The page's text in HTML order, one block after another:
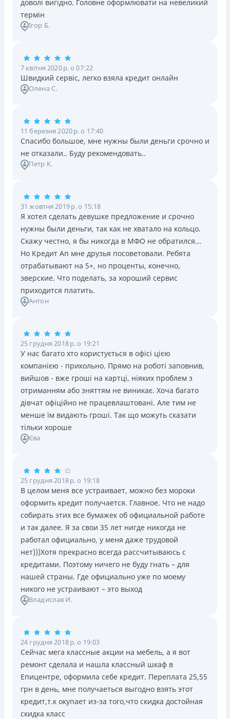
доволі вигідно. Головне оформлювати на невеликий
термін
Ігор Б.
7 квітня 2020 р. о 07:22
Швидкий сервіс, легко взяла кредит онлайн
Олена С.
11 березня 2020 р. о 17:40
Спасибо большое, мне нужны были деньги срочно и
не отказали.. Буду рекомендовать..
Петр К.
31 жовтня 2019 р. о 15:18
Я хотел сделать девушке предложение и срочно
нужны были деньги, так как не хватало на кольцо.
Скажу честно, я бы никогда в МФО не обратился...
Но Кредит Ап мне друзья посоветовали. Ребята
отрабатывают на 5+, но проценты, конечно,
зверские. Что поделать, за хороший сервис
приходится платить.
Антон
25 грудня 2018 р. о 19:21
У нас багато хто користується в офісі цією
компанією - прикольно. Прямо на роботі заповнив,
вийшов - вже гроші на картці, ніяких проблем з
отриманням або зняттям не виникає. Хоча багато
дівчат офіційно не працевлаштовані. Але тим не
менше їм видають гроші. Так що можуть сказати
тільки хороше
Єва
25 грудня 2018 р. о 19:18
В целом меня все устраивает, можно без мороки
оформить кредит получается. Главное. Что не надо
собирать этих все бумажек об официальной работе
и так далее. Я за свои 35 лет нигде никогда не
работал официально, у меня даже трудовой
нет)))Хотя прекрасно всегда рассчитываюсь с
кредитами. Поэтому ничего не буду гнать – для
нашей страны. Где официально уже по моему
никого не устраивают – это выход
Владислав И.
24 грудня 2018 р. о 19:03
Сейчас мега классные акции на мебель, а я вот
ремонт сделала и нашла классный шкаф в
Епицентре, оформила себе кредит. Переплата 25,55
грн в день, мне получаеться выгодно взять этот
кредит,т.к окупает из-за того,что скидка достойная
скидка класс